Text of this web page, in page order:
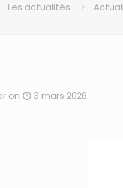
Les actualités
on 3 mars 2026